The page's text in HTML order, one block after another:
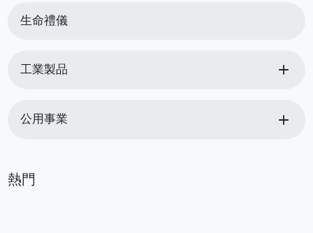
生命禮儀
工業製品 add
公用事業 add
熱門